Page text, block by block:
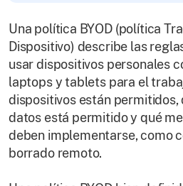
Una política BYOD (política
Dispositivo) describe las
usar dispositivos personales
laptops y tablets para el
dispositivos están permitidos,
datos está permitido y qué
deben implementarse, como
borrado remoto.